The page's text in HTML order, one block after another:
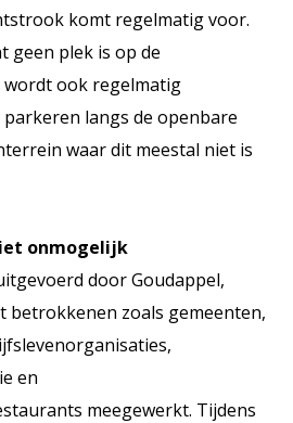
komt regelmatig voor.
geen plek is op de
ook regelmatig
langs de openbare
waar dit meestal niet is
onmogelijk
door Goudappel,
betrokkenen zoals gemeenten,
en
meegewerkt. Tijdens